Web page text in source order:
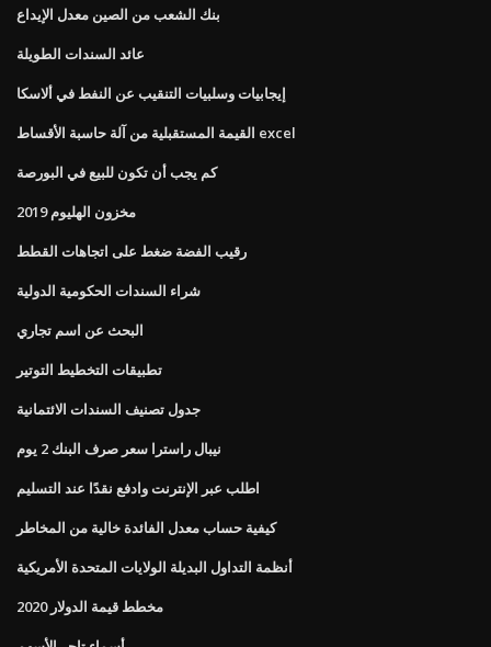
بنك الشعب من الصين معدل الإيداع
عائد السندات الطويلة
إيجابيات وسلبيات التنقيب عن النفط في ألاسكا
القيمة المستقبلية من آلة حاسبة الأقساط excel
كم يجب أن تكون للبيع في البورصة
مخزون الهليوم 2019
رقيب الفضة ضغط على اتجاهات القطط
شراء السندات الحكومية الدولية
البحث عن اسم تجاري
تطبيقات التخطيط التوتير
جدول تصنيف السندات الائتمانية
نيبال راسترا سعر صرف البنك 2 يوم
اطلب عبر الإنترنت وادفع نقدًا عند التسليم
كيفية حساب معدل الفائدة خالية من المخاطر
أنظمة التداول البديلة الولايات المتحدة الأمريكية
مخطط قيمة الدولار 2020